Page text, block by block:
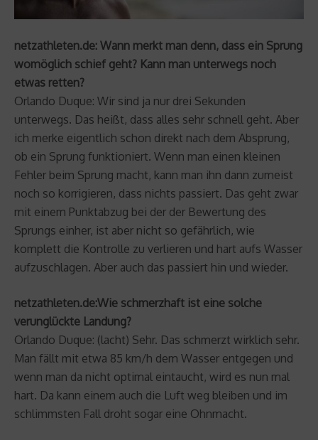
netzathleten.de: Wann merkt man denn, dass ein Sprung
womöglich schief geht? Kann man unterwegs noch
etwas retten?
Orlando Duque: Wir sind ja nur drei Sekunden
unterwegs. Das heißt, dass alles sehr schnell geht. Aber
ich merke eigentlich schon direkt nach dem Absprung,
ob ein Sprung funktioniert. Wenn man einen kleinen
Fehler beim Sprung macht, kann man ihn dann zumeist
noch so korrigieren, dass nichts passiert. Das geht zwar
mit einem Punktabzug bei der der Bewertung des
Sprungs einher, ist aber nicht so gefährlich, wie
komplett die Kontrolle zu verlieren und hart aufs Wasser
aufzuschlagen. Aber auch das passiert hin und wieder.
netzathleten.de:Wie schmerzhaft ist eine solche
verunglückte Landung?
Orlando Duque: (lacht) Sehr. Das schmerzt wirklich sehr.
Man fällt mit etwa 85 km/h dem Wasser entgegen und
wenn man da nicht optimal eintaucht, wird es nun mal
hart. Da kann einem auch die Luft weg bleiben und im
schlimmsten Fall droht sogar eine Ohnmacht.